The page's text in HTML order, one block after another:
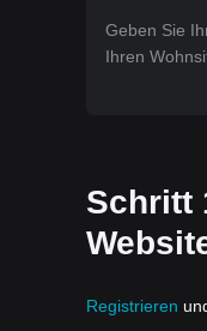
Geben Sie
Ihren
Schritt
Registrieren